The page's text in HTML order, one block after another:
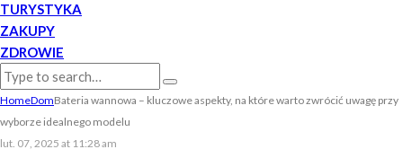
TURYSTYKA
ZAKUPY
ZDROWIE
HomeDomBateria wannowa – kluczowe aspekty, na które warto zwrócić uwagę przy
wyborze idealnego modelu
lut. 07, 2025 at 11:28 am